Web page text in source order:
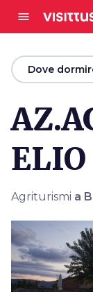
menu
arrow_backDove
ELIO
Agriturismi a